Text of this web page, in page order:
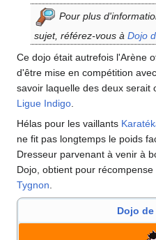
Pour plus
sujet, référez-vous à Dojo
Ce dojo était autrefois l'Arène
d'être mise en compétition
savoir laquelle des deux serait
Ligue Indigo.
Hélas pour les vaillants
ne fit pas longtemps le poids
Dresseur parvenant à venir à
Dojo, obtient pour récompense
Tygnon.
Dojo